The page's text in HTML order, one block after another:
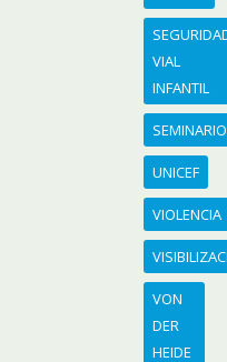
VIAL
INFANTIL
SEMINARIO
UNICEF
VIOLENCIA
VON
DER
HEIDE